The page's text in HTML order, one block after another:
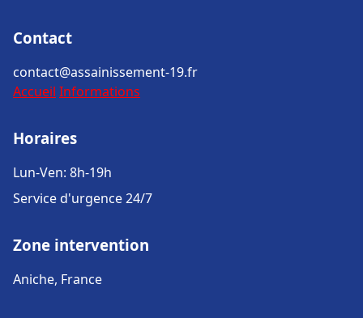
Contact
contact@assainissement-19.fr
Accueil Informations
Horaires
Lun-Ven: 8h-19h
Service d'urgence 24/7
Zone intervention
Aniche, France